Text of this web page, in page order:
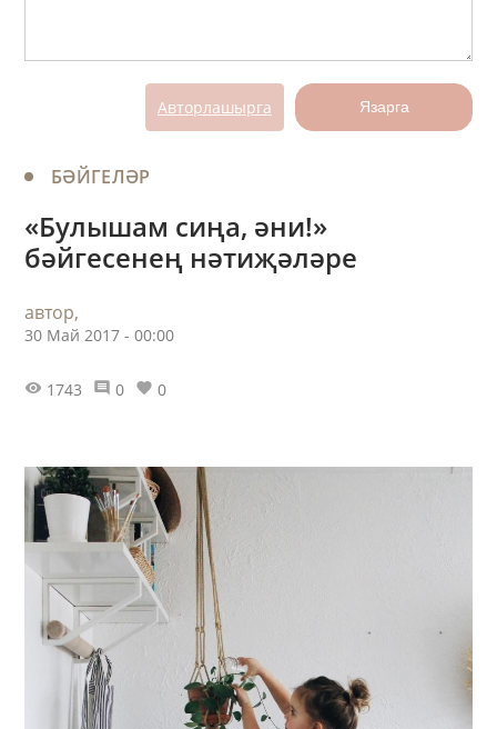
Авторлашырга Язарга
БӘЙГЕЛӘР
«Булышам сиңа, әни!»
бәйгесенең нәтиҗәләре
автор,
30 Май 2017 - 00:00
1743 0 0